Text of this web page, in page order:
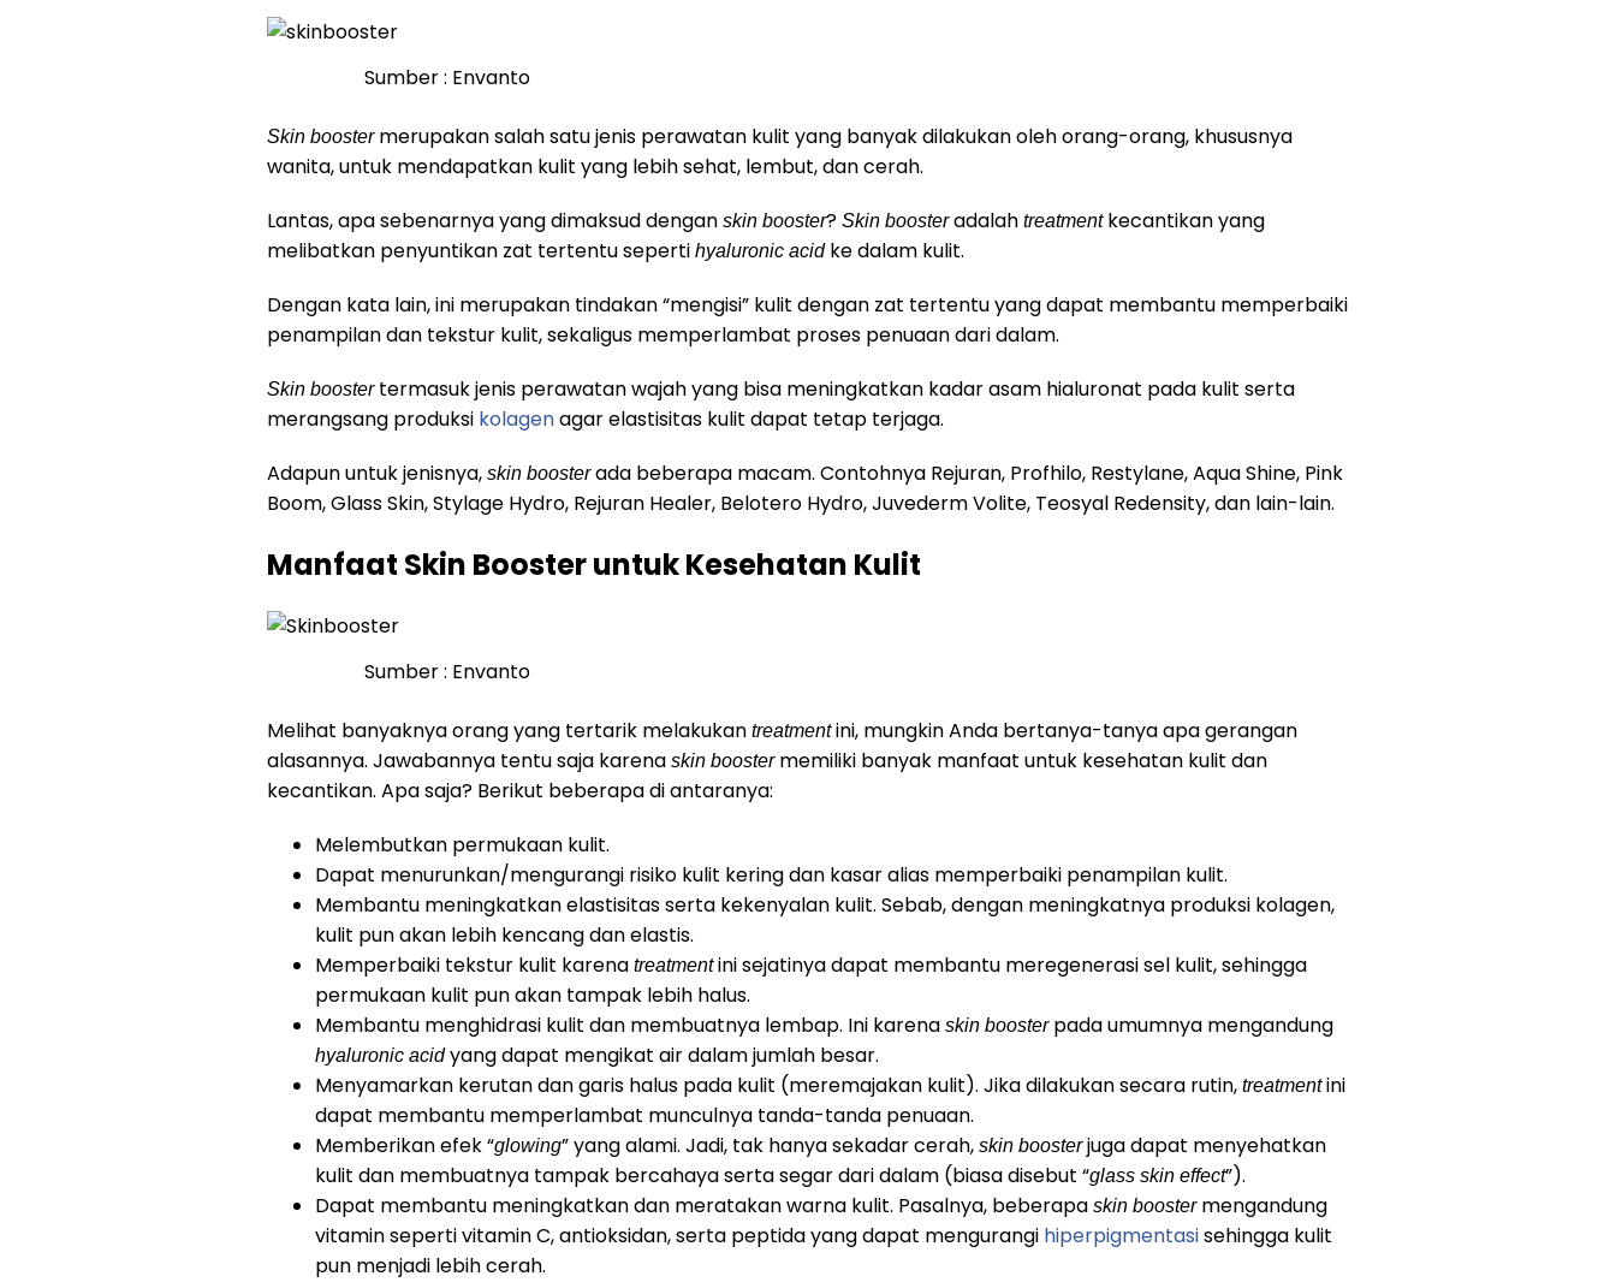
Sumber : Envanto
Skin booster merupakan salah satu jenis perawatan kulit yang banyak dilakukan oleh orang-orang, khususnya
wanita, untuk mendapatkan kulit yang lebih sehat, lembut, dan cerah.
Lantas, apa sebenarnya yang dimaksud dengan skin booster? Skin boosteradalah treatment kecantikan yang
melibatkan penyuntikan zat tertentu seperti hyaluronic acidke dalam kulit.
Dengan kata lain, ini merupakan tindakan “mengisi” kulit dengan zat tertentu yang dapat membantu memperbaiki
penampilan dan tekstur kulit, sekaligus memperlambat proses penuaan dari dalam.
Skin boostertermasuk jenis perawatan wajah yang bisa meningkatkan kadar asam hialuronat pada kulit serta
merangsang produksi kolagenagar elastisitas kulit dapat tetap terjaga.
Adapun untuk jenisnya, skin boosterada beberapa macam. Contohnya Rejuran, Profhilo, Restylane, Aqua Shine, Pink
Boom, Glass Skin, Stylage Hydro, Rejuran Healer, Belotero Hydro, Juvederm Volite, Teosyal Redensity, dan lain-lain.
Manfaat Skin Booster untuk Kesehatan Kulit
Sumber : Envanto
Melihat banyaknya orang yang tertarik melakukan treatmentini, mungkin Anda bertanya-tanya apa gerangan
alasannya. Jawabannya tentu saja karena skin booster memiliki banyak manfaat untuk kesehatan kulit dan
kecantikan. Apa saja? Berikut beberapa di antaranya:
Melembutkan permukaan kulit.
Dapat menurunkan/mengurangi risiko kulit kering dan kasar alias memperbaiki penampilan kulit.
Membantu meningkatkan elastisitas serta kekenyalan kulit. Sebab, dengan meningkatnya produksi kolagen,
kulit pun akan lebih kencang dan elastis.
Memperbaiki tekstur kulit karena treatmentini sejatinya dapat membantu meregenerasi sel kulit, sehingga
permukaan kulit pun akan tampak lebih halus.
Membantu menghidrasi kulit dan membuatnya lembap. Ini karena skin booster pada umumnya mengandung
hyaluronic acidyang dapat mengikat air dalam jumlah besar.
Menyamarkan kerutan dan garis halus pada kulit (meremajakan kulit). Jika dilakukan secara rutin, treatmentini
dapat membantu memperlambat munculnya tanda-tanda penuaan.
Memberikan efek “glowing” yang alami. Jadi, tak hanya sekadar cerah, skin boosterjuga dapat menyehatkan
kulit dan membuatnya tampak bercahaya serta segar dari dalam (biasa disebut “glass skin effect”).
Dapat membantu meningkatkan dan meratakan warna kulit. Pasalnya, beberapa skin boostermengandung
vitamin seperti vitamin C, antioksidan, serta peptida yang dapat mengurangi hiperpigmentasisehingga kulit
pun menjadi lebih cerah.